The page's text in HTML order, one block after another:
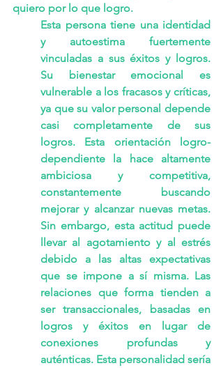
quiero por lo que logro.
Esta persona tiene una identidad
y autoestima fuertemente
vinculadas a sus éxitos y logros.
Su bienestar emocional es
vulnerable a los fracasos y críticas,
ya que su valor personal depende
casi completamente de sus
logros. Esta orientación logro-
dependiente la hace altamente
ambiciosa y competitiva,
constantemente buscando
mejorar y alcanzar nuevas metas.
Sin embargo, esta actitud puede
llevar al agotamiento y al estrés
debido a las altas expectativas
que se impone a sí misma. Las
relaciones que forma tienden a
ser transaccionales, basadas en
logros y éxitos en lugar de
conexiones profundas y
auténticas. Esta personalidad sería